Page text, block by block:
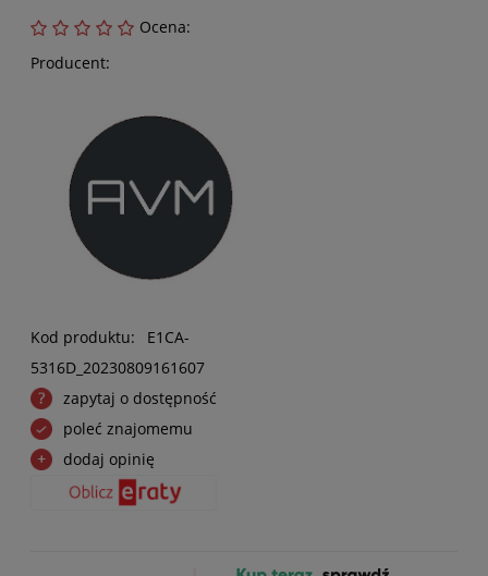
Ocena:
Producent:
Kod produktu:
E1CA-
5316D_20230809161607
zapytaj o dostępność
poleć znajomemu
dodaj opinię